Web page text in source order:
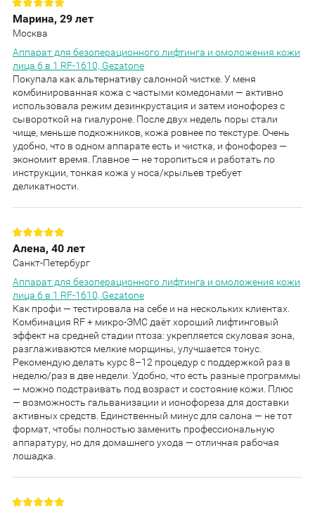
Марина, 29 лет
Москва
Аппарат для безоперационного лифтинга и омоложения кожи
лица 6 в 1 RF-1610, Gezatone
Покупала как альтернативу салонной чистке. У меня
комбинированная кожа с частыми комедонами — активно
использовала режим дезинкрустация и затем ионофорез с
сывороткой на гиалуроне. После двух недель поры стали
чище, меньше подкожников, кожа ровнее по текстуре. Очень
удобно, что в одном аппарате есть и чистка, и фонофорез —
экономит время. Главное — не торопиться и работать по
инструкции, тонкая кожа у носа/крыльев требует
деликатности.
Алена, 40 лет
Санкт-Петербург
Аппарат для безоперационного лифтинга и омоложения кожи
лица 6 в 1 RF-1610, Gezatone
Как профи — тестировала на себе и на нескольких клиентах.
Комбинация RF + микро-ЭМС даёт хороший лифтинговый
эффект на средней стадии птоза: укрепляется скуловая зона,
разглаживаются мелкие морщины, улучшается тонус.
Рекомендую делать курс 8–12 процедур с поддержкой раз в
неделю/раз в две недели. Удобно, что есть разные программы
— можно подстраивать под возраст и состояние кожи. Плюс
— возможность гальванизации и ионофореза для доставки
активных средств. Единственный минус для салона — не тот
формат, чтобы полностью заменить профессиональную
аппаратуру, но для домашнего ухода — отличная рабочая
лошадка.